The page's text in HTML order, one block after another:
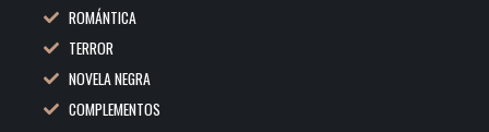
ROMÁNTICA
TERROR
NOVELA NEGRA
COMPLEMENTOS